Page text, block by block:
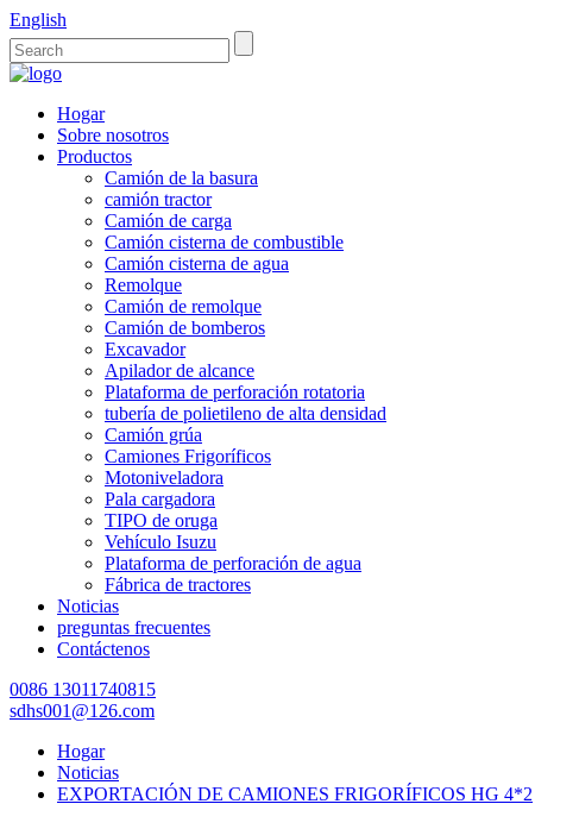
English
Hogar
Sobre nosotros
Productos
Camión de la basura
camión tractor
Camión de carga
Camión cisterna de combustible
Camión cisterna de agua
Remolque
Camión de remolque
Camión de bomberos
Excavador
Apilador de alcance
Plataforma de perforación rotatoria
tubería de polietileno de alta densidad
Camión grúa
Camiones Frigoríficos
Motoniveladora
Pala cargadora
TIPO de oruga
Vehículo Isuzu
Plataforma de perforación de agua
Fábrica de tractores
Noticias
preguntas frecuentes
Contáctenos
0086 13011740815
sdhs001@126.com
Hogar
Noticias
EXPORTACIÓN DE CAMIONES FRIGORÍFICOS HG 4*2